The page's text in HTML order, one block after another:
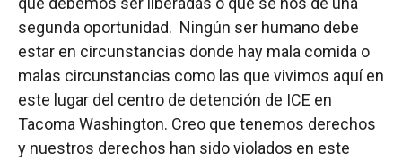
segunda oportunidad. Ningún ser humano debe
estar en circunstancias donde hay mala comida o
malas circunstancias como las que vivimos aquí en
este lugar del centro de detención de ICE en
Tacoma Washington. Creo que tenemos derechos
y nuestros derechos han sido violados en este